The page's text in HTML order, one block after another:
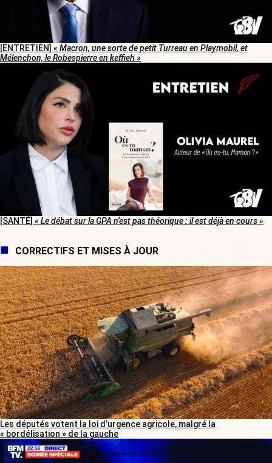
[ENTRETIEN] « Macron, une sorte de petit Turreau en Playmobil, et
Mélenchon, le Robespierre en keffieh »
[SANTÉ] « Le débat sur la GPA n’est pas théorique : il est déjà en cours »
CORRECTIFS ET MISES À JOUR
Les députés votent la loi d’urgence agricole, malgré la
« bordélisation » de la gauche